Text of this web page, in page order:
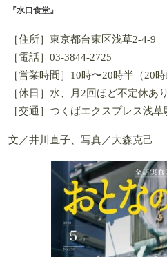
『水口食堂』
［住所］東京都台東区浅草2-4-9
［電話］03-3844-2725
［営業時間］10時〜20時半（20時
［休日］水、月2回ほど不定休あり
［交通］つくばエクスプレス浅
文／井川直子、写真／大森克己